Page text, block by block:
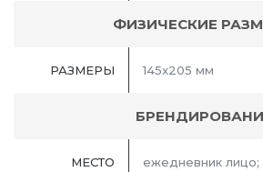
ФИЗИЧЕСКИЕ
РАЗМЕРЫ 145x205 мм
МЕСТО
ежедневник